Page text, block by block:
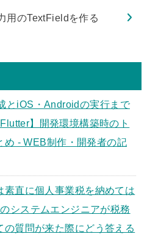
用のTextFieldを作る
とiOS・Androidの実行まで
Flutter】開発環境構築時のト
め - WEB制作・開発者の記
素直に個人事業税を納めては
システムエンジニアが税務
質問が来た際にどう答える